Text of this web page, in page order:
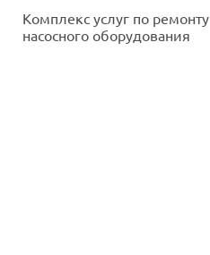
Комплекс услуг по ремонту
насосного оборудования